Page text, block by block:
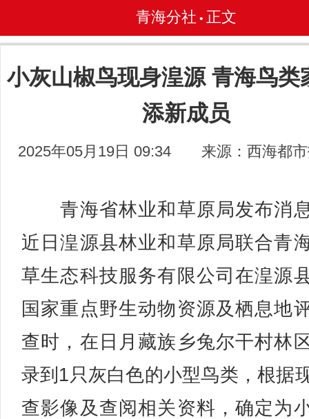
青海分社 • 正文
小灰山椒鸟现身湟源 青海鸟类
添新成员
2025年05月19日 09:34 来源：西海都
青海省林业和草原局发布消
近日湟源县林业和草原局联合青
草生态科技服务有限公司在湟源
国家重点野生动物资源及栖息地
查时，在日月藏族乡兔尔干村林
录到1只灰白色的小型鸟类，根据
查影像及查阅相关资料，确定为